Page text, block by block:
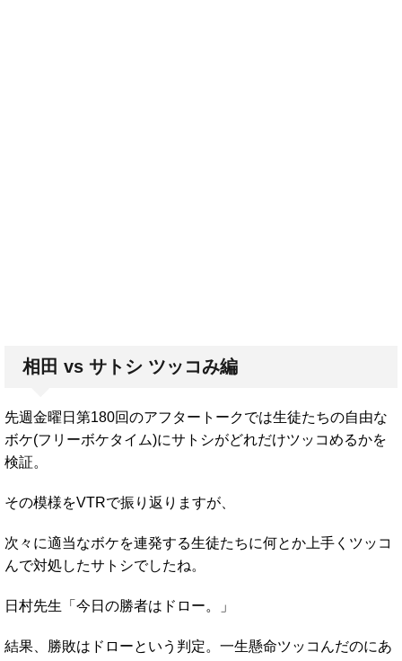
相田 vs サトシ ツッコみ編
先週金曜日第180回のアフタートークでは生徒たちの自由な
ボケ(フリーボケタイム)にサトシがどれだけツッコめるかを
検証。
その模様をVTRで振り返りますが、
次々に適当なボケを連発する生徒たちに何とか上手くツッコ
んで対処したサトシでしたね。
日村先生「今日の勝者はドロー。」
結果、勝敗はドローという判定。一生懸命ツッコんだのにあ